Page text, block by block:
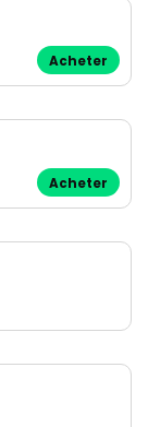
Acheter
Acheter